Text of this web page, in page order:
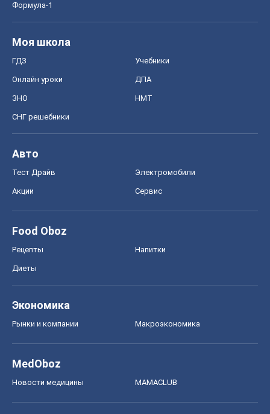
Формула-1
Моя школа
ГДЗ Учебники
Онлайн уроки ДПА
ЗНО НМТ
СНГ решебники
Авто
Тест Драйв Электромобили
Акции Сервис
Food Oboz
Рецепты Напитки
Диеты
Экономика
Рынки и компании Mакроэкономика
MedOboz
Новости медицины MAMACLUB